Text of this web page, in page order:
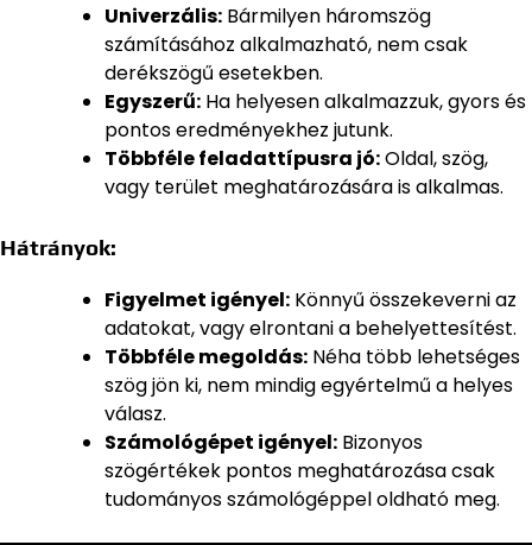
Univerzális: Bármilyen háromszög
számításához alkalmazható, nem csak
derékszögű esetekben.
Egyszerű: Ha helyesen alkalmazzuk, gyors és
pontos eredményekhez jutunk.
Többféle feladattípusra jó:Oldal, szög,
vagy terület meghatározására is alkalmas.
Hátrányok:
Figyelmet igényel: Könnyű összekeverni az
adatokat, vagy elrontani a behelyettesítést.
Többféle megoldás: Néha több lehetséges
szög jön ki, nem mindig egyértelmű a helyes
válasz.
Számológépet igényel: Bizonyos
szögértékek pontos meghatározása csak
tudományos számológéppel oldható meg.